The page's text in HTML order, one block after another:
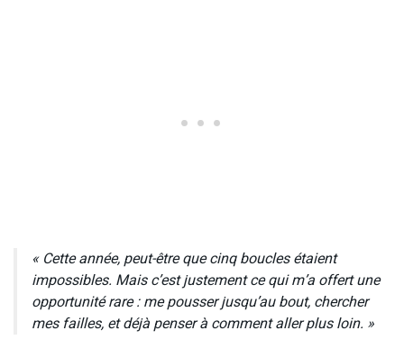
« Cette année, peut-être que cinq boucles étaient
impossibles. Mais c’est justement ce qui m’a offert une
opportunité rare : me pousser jusqu’au bout, chercher
mes failles, et déjà penser à comment aller plus loin. »